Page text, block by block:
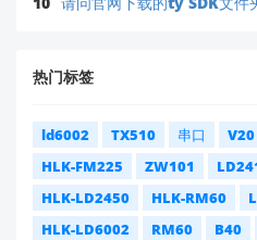
热门标签
ld6002 TX510 串口 V20
HLK-FM225
ZW101
HLK-LD2450
HLK-RM60
HLK-LD6002
RM60 B40